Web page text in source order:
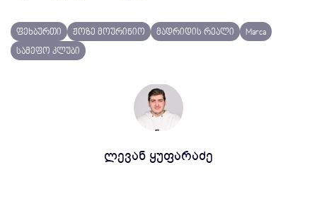
ფეხბურთი ჟოზე მოურინიო მადრიდის რეალი
Marca
სამეფო კლუბი
ლევან ყუფარაძე